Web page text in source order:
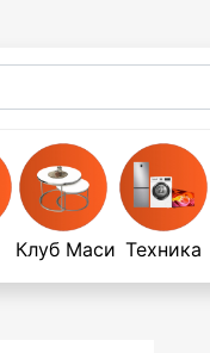
Клуб Маси Техника